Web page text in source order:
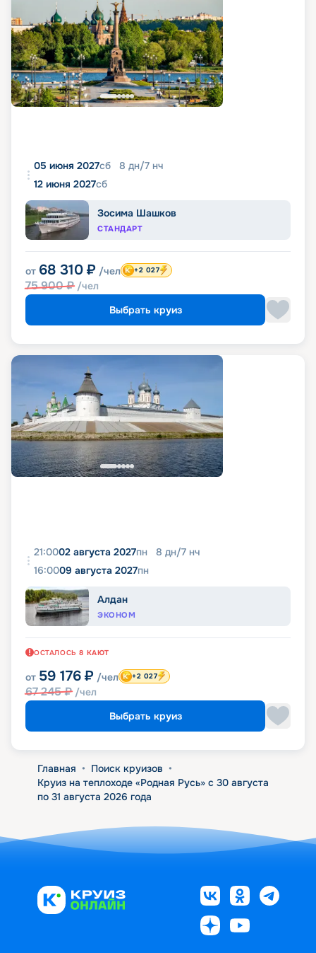
05 июня 2027сб 8 дн/7 нч
12 июня 2027сб
Зосима Шашков
СТАНДАРТ
от 68 310 ₽ /чел
75 900₽ /чел
+2 027
Выбрать круиз
21:0002 августа 2027пн 8 дн/7 нч
16:0009 августа 2027пн
Алдан
ЭКОНОМ
ОСТАЛОСЬ 8 КАЮТ
от 59 176 ₽ /чел
67 245₽ /чел
+2 027
Выбрать круиз
Главная • Поиск круизов •
Круиз на теплоходе «Родная Русь» с 30 августа
по 31 августа 2026 года